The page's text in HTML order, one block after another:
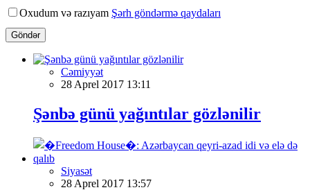
Oxudum və razıyam Şərh göndərmə qaydaları
Göndər
Cəmiyyət
28 Aprel 2017 13:11
Şənbə günü yağıntılar gözlənilir
Siyasət
28 Aprel 2017 13:57